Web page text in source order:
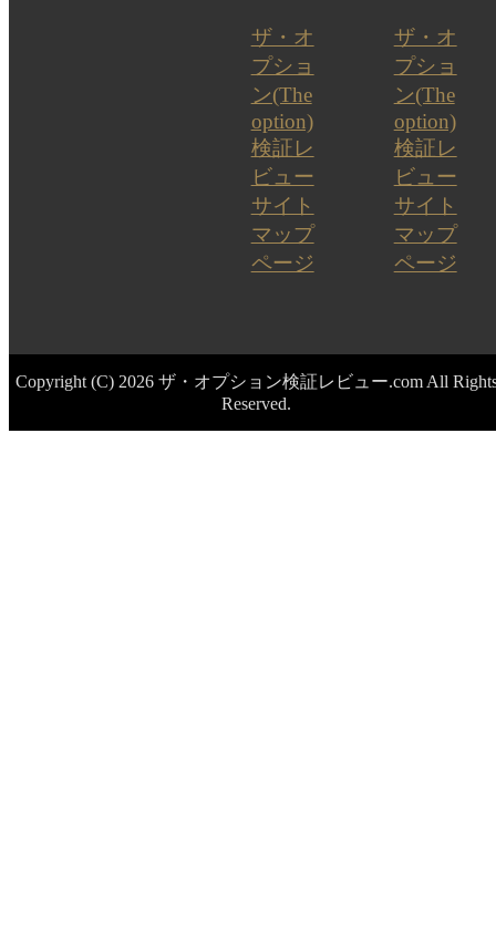
ザ・オ
プショ
ン(The
option)
検証レ
ビュー
サイト
マップ
ページ
ザ・オ
プショ
ン(The
option)
検証レ
ビュー
サイト
マップ
ページ
Copyright (C) 2026 ザ・オプション検証レビュー.com All
Reserved.